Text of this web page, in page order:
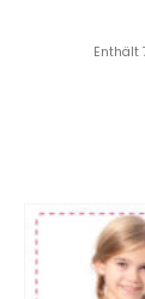
Enthält